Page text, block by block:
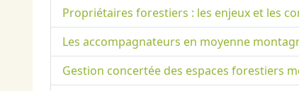
Propriétaires forestiers : les enjeux et les
Les accompagnateurs en moyenne
Gestion concertée des espaces forestiers